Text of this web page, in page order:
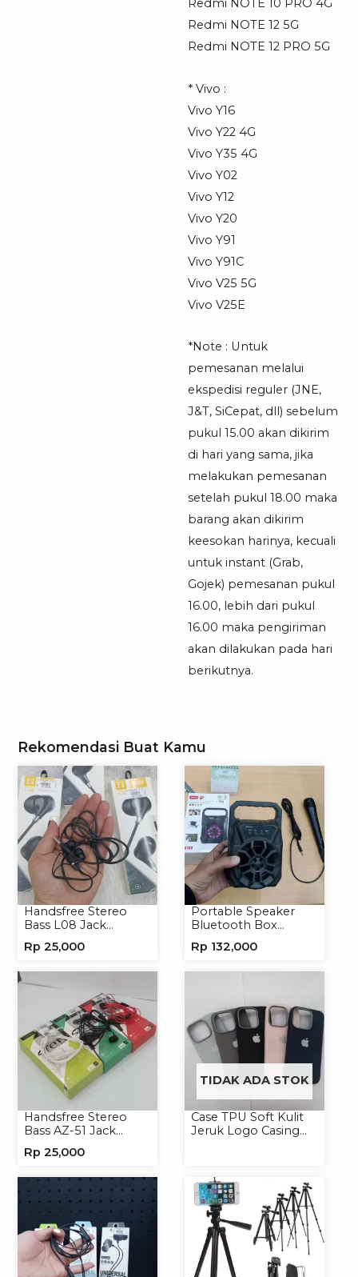
Redmi NOTE 10 PRO 4G
Redmi NOTE 12 5G
Redmi NOTE 12 PRO 5G
* Vivo :
Vivo Y16
Vivo Y22 4G
Vivo Y35 4G
Vivo Y02
Vivo Y12
Vivo Y20
Vivo Y91
Vivo Y91C
Vivo V25 5G
Vivo V25E
*Note : Untuk
pemesanan melalui
ekspedisi reguler (JNE,
J&T, SiCepat, dll) sebelum
pukul 15.00 akan dikirim
di hari yang sama, jika
melakukan pemesanan
setelah pukul 18.00 maka
barang akan dikirim
keesokan harinya, kecuali
untuk instant (Grab,
Gojek) pemesanan pukul
16.00, lebih dari pukul
16.00 maka pengiriman
akan dilakukan pada hari
berikutnya.
Rekomendasi Buat Kamu
Handsfree Stereo
Bass L08 Jack
Headphone
Rp 25,000
Portable Speaker
Bluetooth Box
Portable Wireless
Rp 132,000
Handsfree Stereo
Bass AZ-51 Jack
Headset
Rp 25,000
TIDAK ADA STOK
Case TPU Soft Kulit
Jeruk Logo Casing